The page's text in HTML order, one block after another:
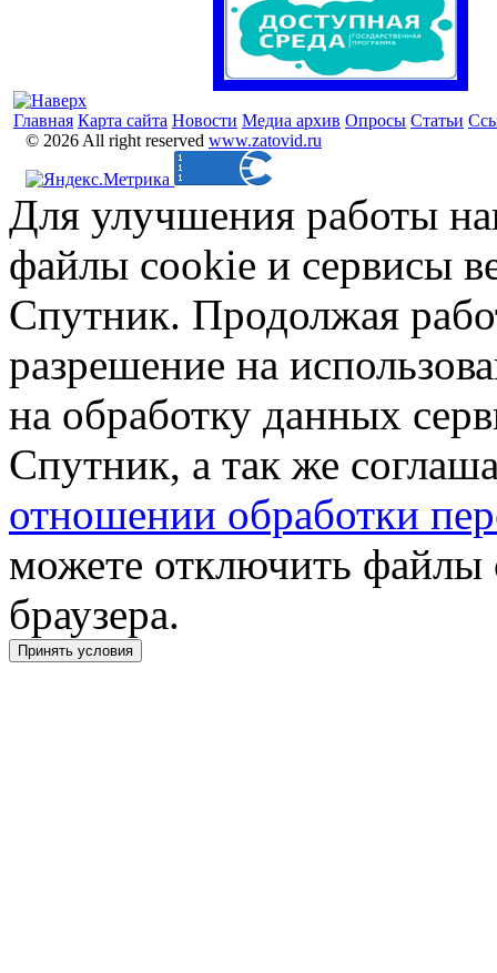
Главная Карта сайта Новости Медиа архив Опросы Статьи
© 2026 All right reserved www.zatovid.ru
Для улучшения работы
файлы cookie и сервисы
Спутник. Продолжая
разрешение на
на обработку данных
Спутник, а так же
отношении обработки
можете отключить файлы
браузера.
Принять условия